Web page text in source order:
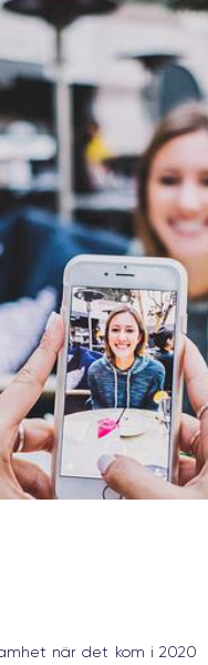
när det kom i 2020